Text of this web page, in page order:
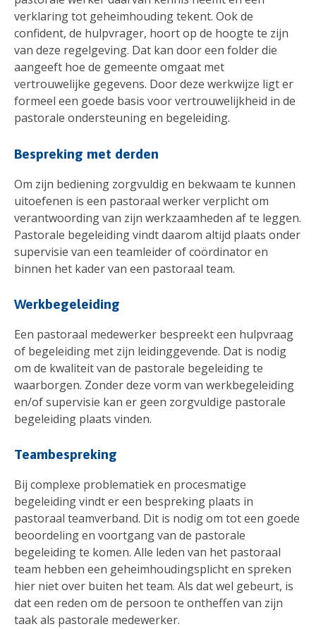
verklaring tot geheimhouding tekent. Ook de
confident, de hulpvrager, hoort op de hoogte te zijn
van deze regelgeving. Dat kan door een folder die
aangeeft hoe de gemeente omgaat met
vertrouwelijke gegevens. Door deze werkwijze ligt er
formeel een goede basis voor vertrouwelijkheid in de
pastorale ondersteuning en begeleiding.
Bespreking met derden
Om zijn bediening zorgvuldig en bekwaam te kunnen
uitoefenen is een pastoraal werker verplicht om
verantwoording van zijn werkzaamheden af te leggen.
Pastorale begeleiding vindt daarom altijd plaats onder
supervisie van een teamleider of coördinator en
binnen het kader van een pastoraal team.
Werkbegeleiding
Een pastoraal medewerker bespreekt een hulpvraag
of begeleiding met zijn leidinggevende. Dat is nodig
om de kwaliteit van de pastorale begeleiding te
waarborgen. Zonder deze vorm van werkbegeleiding
en/of supervisie kan er geen zorgvuldige pastorale
begeleiding plaats vinden.
Teambespreking
Bij complexe problematiek en procesmatige
begeleiding vindt er een bespreking plaats in
pastoraal teamverband. Dit is nodig om tot een goede
beoordeling en voortgang van de pastorale
begeleiding te komen. Alle leden van het pastoraal
team hebben een geheimhoudingsplicht en spreken
hier niet over buiten het team. Als dat wel gebeurt, is
dat een reden om de persoon te ontheffen van zijn
taak als pastorale medewerker.